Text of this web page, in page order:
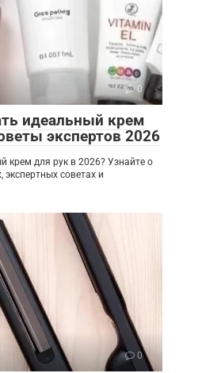
0
идеальный крем
экспертов 2026
крем для рук в 2026? Узнайте о
экспертных советах и
0